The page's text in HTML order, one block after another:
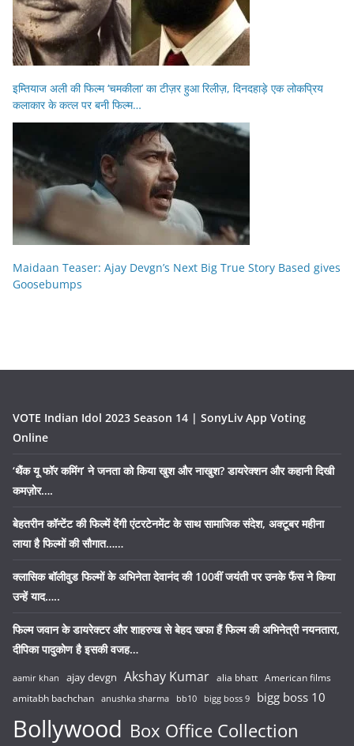
इम्तियाज अली की फिल्म ‘चमकीला’ का टीज़र हुआ रिलीज़, दिनदहाड़े एक लोकप्रिय
कलाकार के कत्ल पर बनी फिल्म…
Maidaan Teaser: Ajay Devgn’s Next Big True Story Based gives
Goosebumps
VOTE Indian Idol 2023 Season 14 | SonyLiv App Voting
Online
‘थैंक यू फॉर कमिंग’ ने जनता को किया खुश और नाखुश? डायरेक्शन और कहानी दिखी
कमज़ोर….
बेहतरीन कॉन्टेंट की फिल्में देंगी एंटरटेनमेंट के साथ सामाजिक संदेश, अक्टूबर महीना
लाया है फिल्मों की सौगात……
क्लासिक बॉलीवुड फिल्मों के अभिनेता देवानंद की 100वीं जयंती पर उनके फैंस ने किया
उन्हें याद…..
फिल्म जवान के डायरेक्टर और शाहरुख से बेहद खफा हैं फिल्म की अभिनेत्री नयनतारा,
दीपिका पादुकोण है इसकी वजह…
aamir khan ajay devgn Akshay Kumar alia bhatt American films
amitabh bachchan anushka sharma bb10 bigg boss 9 bigg boss 10
Bollywood Box Office Collection